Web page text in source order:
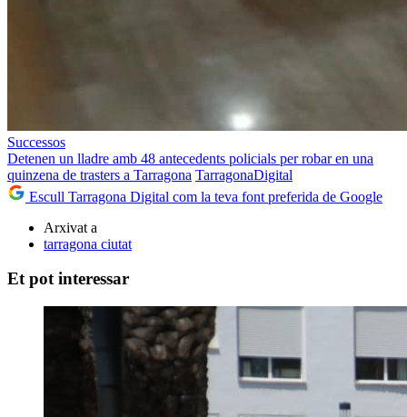
Successos
Detenen un lladre amb 48 antecedents policials per robar en una
quinzena de trasters a Tarragona TarragonaDigital
Escull Tarragona Digital com la teva font preferida de Google
Arxivat a
tarragona ciutat
Et pot interessar